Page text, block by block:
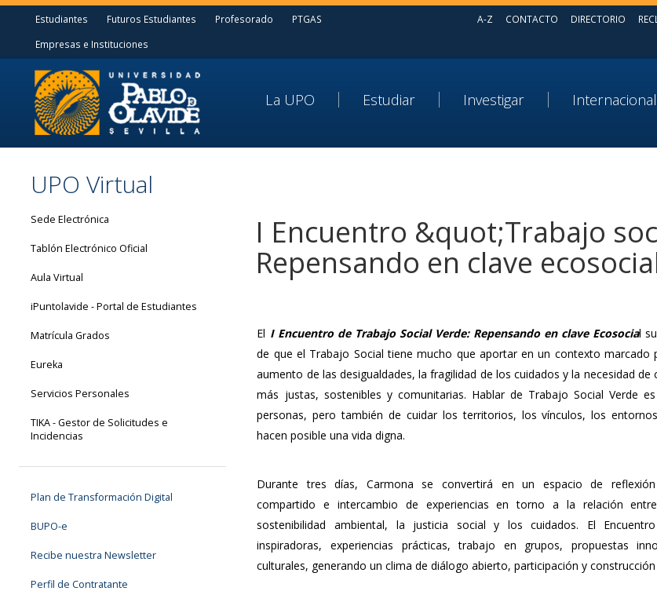
Estudiantes Futuros Estudiantes Profesorado
PTGAS
Empresas e Instituciones
A-Z CONTACTO DIRECTORIO
La UPO Estudiar Investigar
UPO Virtual
Sede Electrónica
Tablón Electrónico Oficial
Aula Virtual
iPuntolavide - Portal de Estudiantes
Matrícula Grados
Eureka
Servicios Personales
TIKA - Gestor de Solicitudes e
Incidencias
Plan de Transformación Digital
BUPO-e
Recibe nuestra Newsletter
Perfil de Contratante
I Encuentro &quot;Trabajo
Repensando en clave
El I Encuentro de Trabajo Social Verde: Repensando en clave Ecosocial
de que el Trabajo Social tiene mucho que aportar en un contexto marcado
aumento de las desigualdades, la fragilidad de los cuidados y la necesidad
más justas, sostenibles y comunitarias. Hablar de Trabajo Social Verde
personas, pero también de cuidar los territorios, los vínculos, los
hacen posible una vida digna.
Durante tres días, Carmona se convertirá en un espacio de reflexión
compartido e intercambio de experiencias en torno a la relación
sostenibilidad ambiental, la justicia social y los cuidados. El
inspiradoras, experiencias prácticas, trabajo en grupos, propuestas
culturales, generando un clima de diálogo abierto, participación y